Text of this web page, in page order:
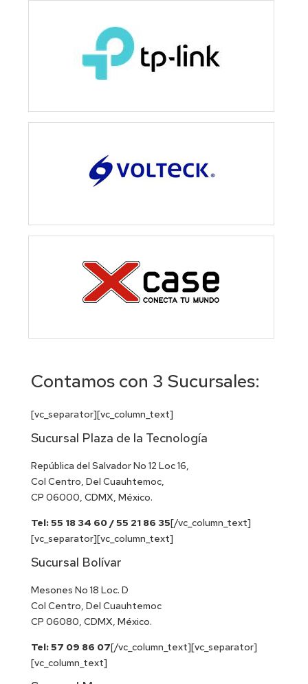
Contamos con 3 Sucursales:
[vc_separator][vc_column_text]
Sucursal Plaza de la Tecnología
República del Salvador No 12 Loc 16,
Col Centro, Del Cuauhtemoc,
CP 06000, CDMX, México.
Tel: 55 18 34 60 / 55 21 86 35[/vc_column_text]
[vc_separator][vc_column_text]
Sucursal Bolívar
Mesones No 18 Loc. D
Col Centro, Del Cuauhtemoc
CP 06080, CDMX, México.
Tel: 57 09 86 07[/vc_column_text][vc_separator]
[vc_column_text]